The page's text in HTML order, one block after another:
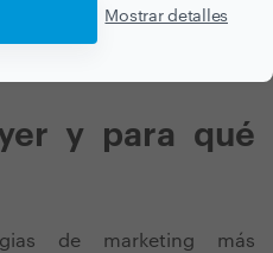
Mostrar detalles
y para qué
de marketing más